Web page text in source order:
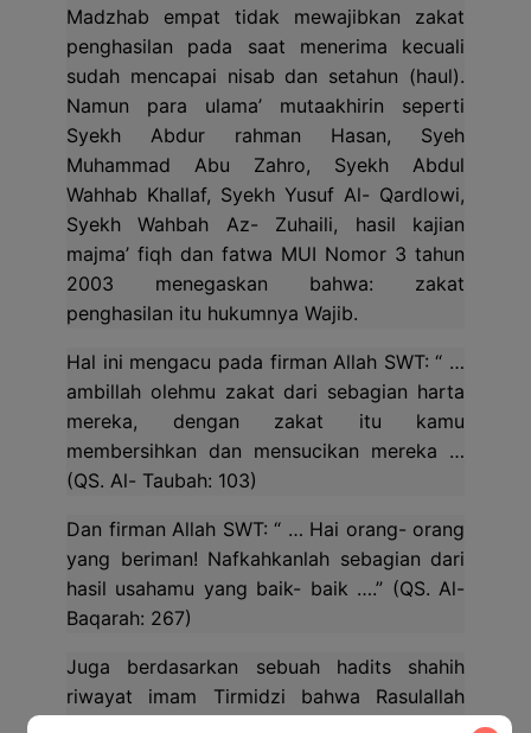
Madzhab empat tidak mewajibkan zakat
penghasilan pada saat menerima kecuali
sudah mencapai nisab dan setahun (haul).
Namun para ulama’ mutaakhirin seperti
Syekh Abdur rahman Hasan, Syeh
Muhammad Abu Zahro, Syekh Abdul
Wahhab Khallaf, Syekh Yusuf Al- Qardlowi,
Syekh Wahbah Az- Zuhaili, hasil kajian
majma’ fiqh dan fatwa MUI Nomor 3 tahun
2003 menegaskan bahwa: zakat
penghasilan itu hukumnya Wajib.
Hal ini mengacu pada firman Allah SWT: “ …
ambillah olehmu zakat dari sebagian harta
mereka, dengan zakat itu kamu
membersihkan dan mensucikan mereka …
(QS. Al- Taubah: 103)
Dan firman Allah SWT: “ … Hai orang- orang
yang beriman! Nafkahkanlah sebagian dari
hasil usahamu yang baik- baik ….” (QS. Al-
Baqarah: 267)
Juga berdasarkan sebuah hadits shahih
riwayat imam Tirmidzi bahwa Rasulallah